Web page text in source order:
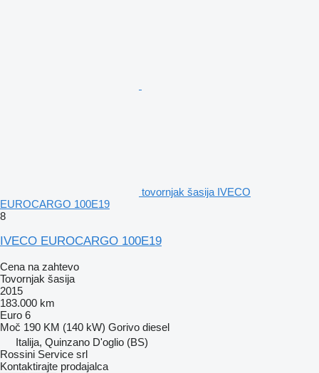
tovornjak šasija IVECO
EUROCARGO 100E19
8
IVECO EUROCARGO 100E19
Cena na zahtevo
Tovornjak šasija
2015
183.000 km
Euro 6
Moč 190 KM (140 kW) Gorivo diesel
Italija, Quinzano D'oglio (BS)
Rossini Service srl
Kontaktirajte prodajalca